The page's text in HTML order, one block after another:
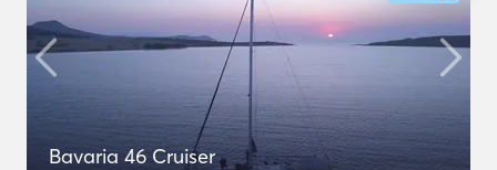
Bavaria 46 Cruiser